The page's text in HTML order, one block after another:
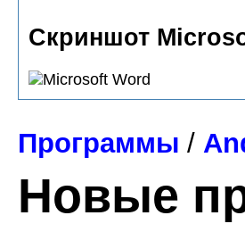
Скриншот
Программы /
Новые